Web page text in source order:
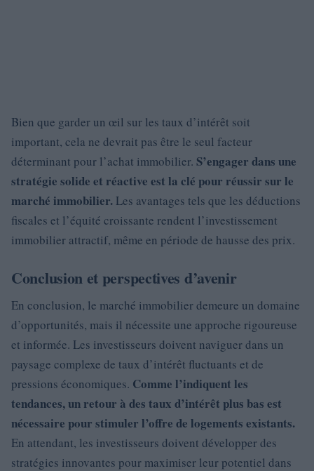
Bien que garder un œil sur les taux d’intérêt soit
important, cela ne devrait pas être le seul facteur
déterminant pour l’achat immobilier. S’engager dans une
stratégie solide et réactive est la clé pour réussir sur le
marché immobilier. Les avantages tels que les déductions
fiscales et l’équité croissante rendent l’investissement
immobilier attractif, même en période de hausse des prix.
Conclusion et perspectives d’avenir
En conclusion, le marché immobilier demeure un domaine
d’opportunités, mais il nécessite une approche rigoureuse
et informée. Les investisseurs doivent naviguer dans un
paysage complexe de taux d’intérêt fluctuants et de
pressions économiques. Comme l’indiquent les
tendances, un retour à des taux d’intérêt plus bas est
nécessaire pour stimuler l’offre de logements existants.
En attendant, les investisseurs doivent développer des
stratégies innovantes pour maximiser leur potentiel dans